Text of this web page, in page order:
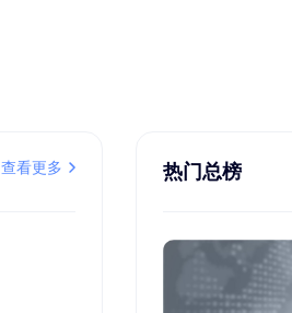
查看更多 热门总榜